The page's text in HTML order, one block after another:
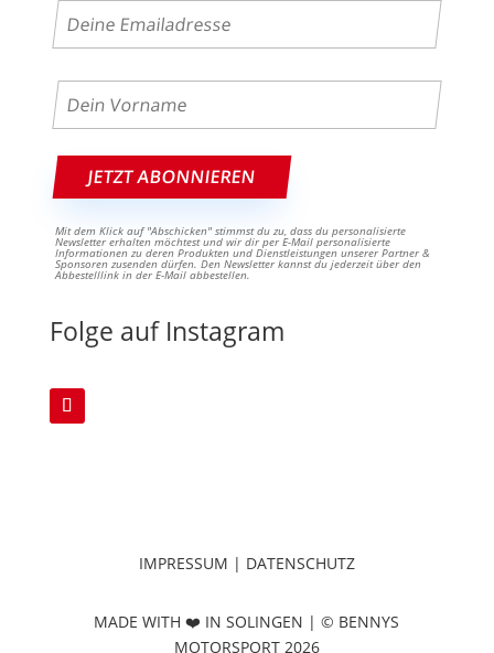
Mit dem Klick auf "Abschicken" stimmst du zu, dass du personalisierte
Newsletter erhalten möchtest und wir dir per E-Mail personalisierte
Informationen zu deren Produkten und Dienstleistungen unserer Partner &
Sponsoren zusenden dürfen. Den Newsletter kannst du jederzeit über den
Abbestelllink in der E-Mail abbestellen.
Folge auf Instagram
IMPRESSUM | DATENSCHUTZ
MADE WITH ❤️ IN SOLINGEN | © BENNYS
MOTORSPORT 2026